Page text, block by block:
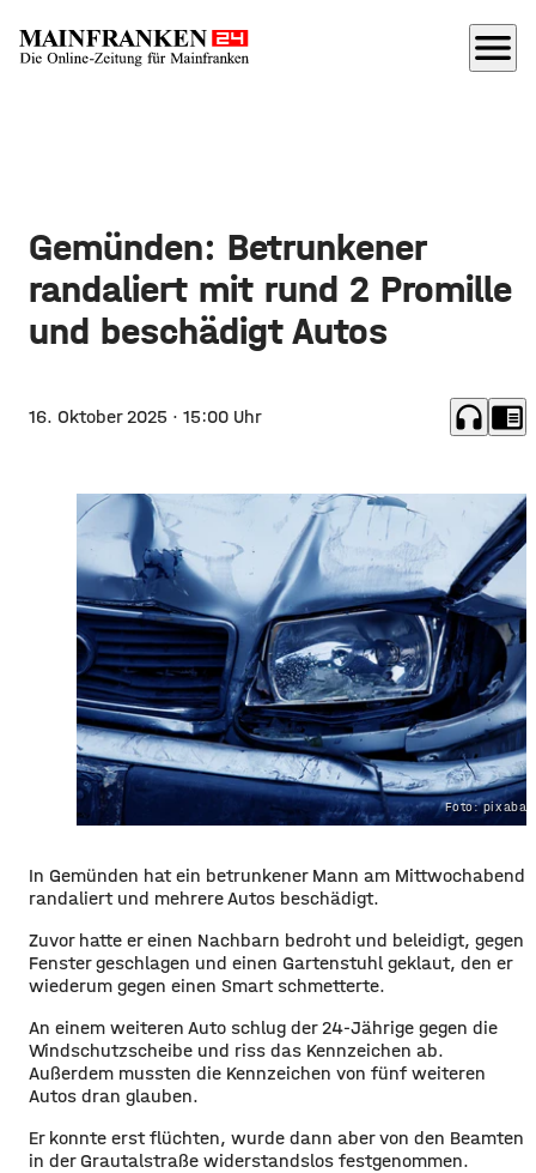
menu
Gemünden: Betrunkener
randaliert mit rund 2 Promille
und beschädigt Autos
16. Oktober 2025 · 15:00 Uhr headphones chrome_reader_mode
Foto:
In Gemünden hat ein betrunkener Mann am Mittwochabend
randaliert und mehrere Autos beschädigt.
Zuvor hatte er einen Nachbarn bedroht und beleidigt, gegen
Fenster geschlagen und einen Gartenstuhl geklaut, den er
wiederum gegen einen Smart schmetterte.
An einem weiteren Auto schlug der 24-Jährige gegen die
Windschutzscheibe und riss das Kennzeichen ab.
Außerdem mussten die Kennzeichen von fünf weiteren
Autos dran glauben.
Er konnte erst flüchten, wurde dann aber von den Beamten
in der Grautalstraße widerstandslos festgenommen.